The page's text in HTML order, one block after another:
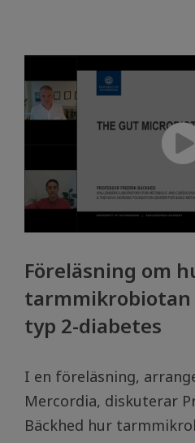
Föreläsning om
tarmmikrobiotan
typ 2-diabetes
I en föreläsning,
Mercordia, diskuterar
Bäckhed hur